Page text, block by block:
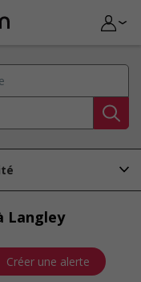
Langley
Créer une alerte